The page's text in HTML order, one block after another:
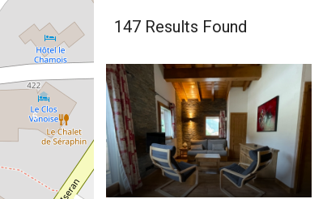
6
147 Results Found